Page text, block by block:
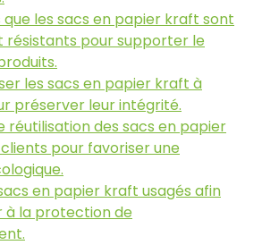
que les sacs en papier kraft sont
résistants pour supporter le
les sacs en papier kraft à
préserver leur intégrité.
réutilisation des sacs en papier
pour favoriser une
en papier kraft usagés afin
à la protection de